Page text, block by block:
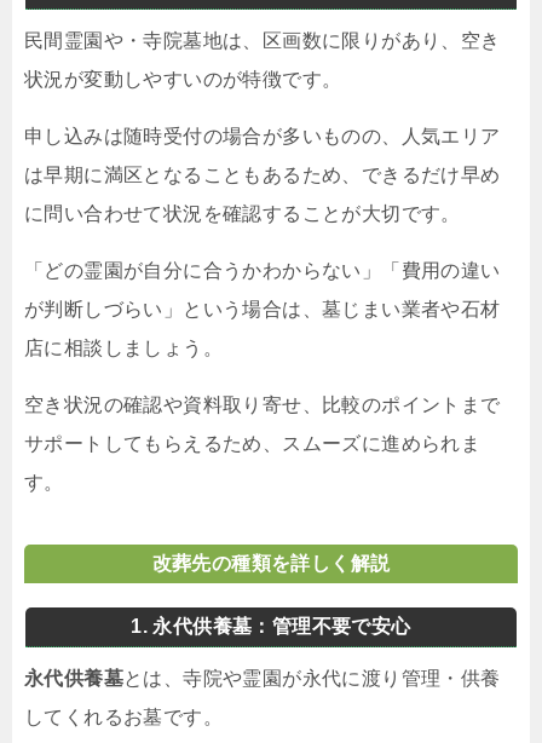
民間霊園や・寺院墓地は、区画数に限りがあり、空き
状況が変動しやすいのが特徴です。
申し込みは随時受付の場合が多いものの、人気エリア
は早期に満区となることもあるため、できるだけ早め
に問い合わせて状況を確認することが大切です。
「どの霊園が自分に合うかわからない」「費用の違い
が判断しづらい」という場合は、墓じまい業者や石材
店に相談しましょう。
空き状況の確認や資料取り寄せ、比較のポイントまで
サポートしてもらえるため、スムーズに進められま
す。
改葬先の種類を詳しく解説
1. 永代供養墓：管理不要で安心
永代供養墓とは、寺院や霊園が永代に渡り管理・供養
してくれるお墓です。